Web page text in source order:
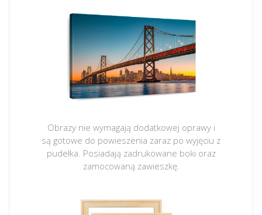
Obrazy nie wymagają dodatkowej oprawy i
są gotowe do powieszenia zaraz po wyjęciu z
pudełka. Posiadają zadrukowane boki oraz
zamocowaną zawieszkę.